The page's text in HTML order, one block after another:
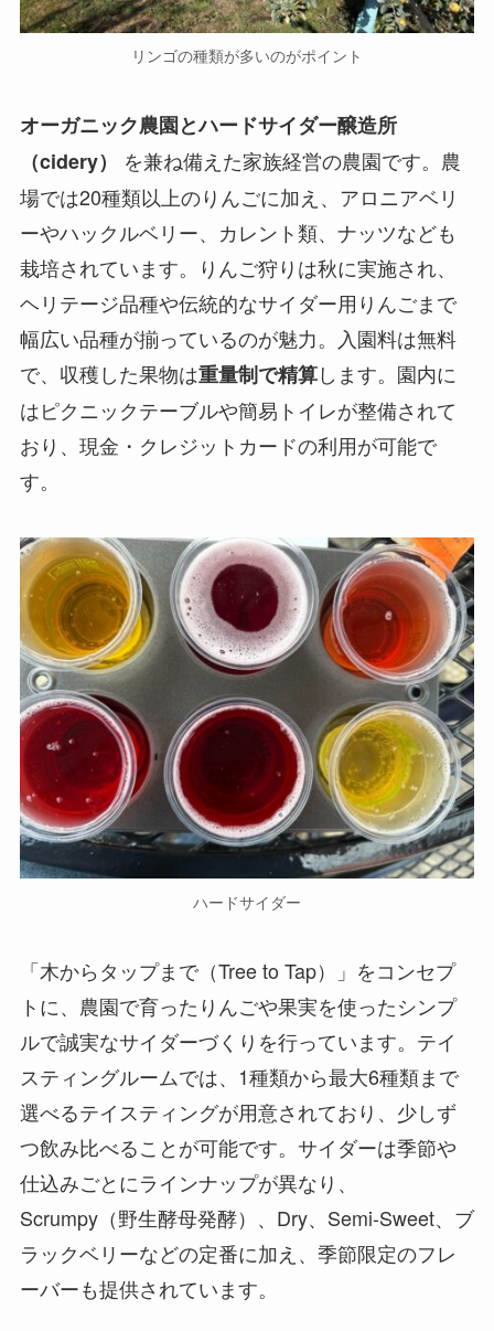
リンゴの種類が多いのがポイント
オーガニック農園とハードサイダー醸造所
（cidery）
を兼ね備えた家族経営の農園です。農
場では20種類以上のりんごに加え、アロニアベリ
ーやハックルベリー、カレント類、ナッツなども
栽培されています。りんご狩りは秋に実施され、
ヘリテージ品種や伝統的なサイダー用りんごまで
幅広い品種が揃っているのが魅力。入園料は無料
で、収穫した果物は重量制で精算します。園内に
はピクニックテーブルや簡易トイレが整備されて
おり、現金・クレジットカードの利用が可能で
す。
ハードサイダー
「木からタップまで（Tree to Tap）」をコンセプ
トに、農園で育ったりんごや果実を使ったシンプ
ルで誠実なサイダーづくりを行っています。テイ
スティングルームでは、1種類から最大6種類まで
選べるテイスティングが用意されており、少しず
つ飲み比べることが可能です。サイダーは季節や
仕込みごとにラインナップが異なり、
Scrumpy（野生酵母発酵）、Dry、Semi-Sweet、ブ
ラックベリーなどの定番に加え、季節限定のフレ
ーバーも提供されています。